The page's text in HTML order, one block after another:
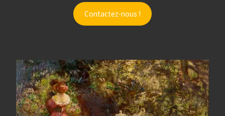
Contactez-nous !